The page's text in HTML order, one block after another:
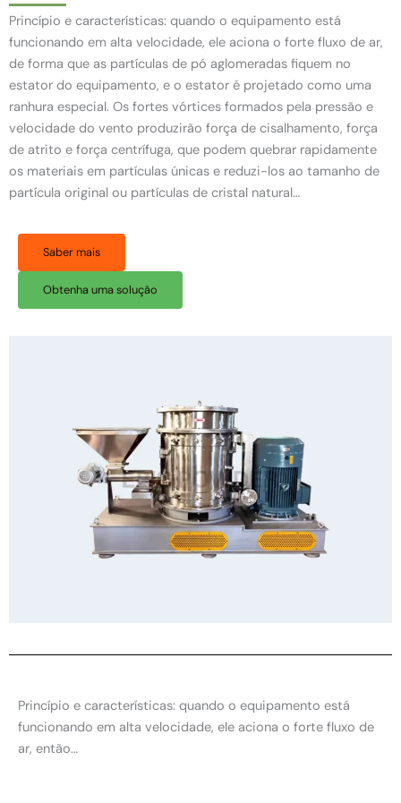
Princípio e características: quando o equipamento está
funcionando em alta velocidade, ele aciona o forte fluxo de ar,
de forma que as partículas de pó aglomeradas fiquem no
estator do equipamento, e o estator é projetado como uma
ranhura especial. Os fortes vórtices formados pela pressão e
velocidade do vento produzirão força de cisalhamento, força
de atrito e força centrífuga, que podem quebrar rapidamente
os materiais em partículas únicas e reduzi-los ao tamanho de
partícula original ou partículas de cristal natural…
Saber mais
Obtenha uma solução
Princípio e características: quando o equipamento está
funcionando em alta velocidade, ele aciona o forte fluxo de
ar, então…